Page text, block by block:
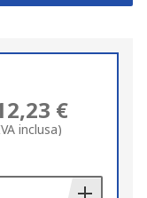
€
inclusa)